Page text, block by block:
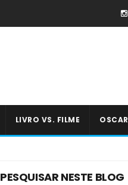
LIVRO VS. FILME OSCAR
PESQUISAR NESTE BLOG